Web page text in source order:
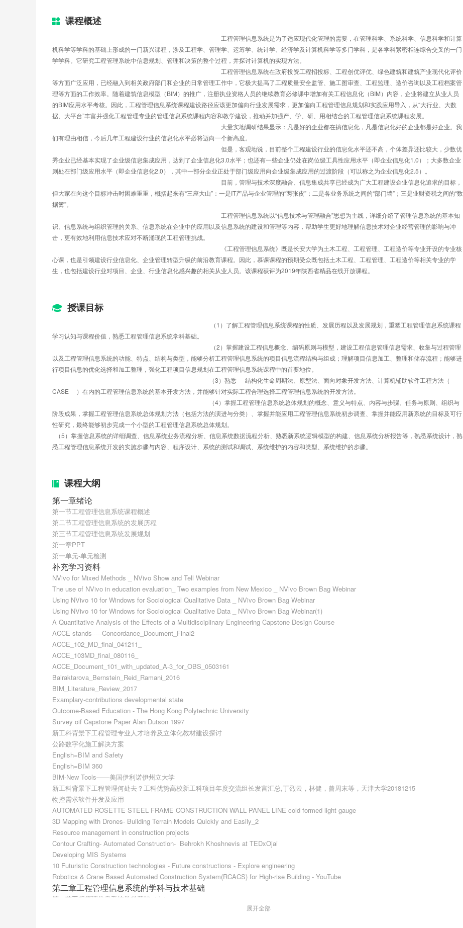
课程概述
机科学等学科的基础上形成的一门新兴课程，涉及工程学、管理学、运筹学、统计学、经济学及计算机科学等多门学科，是各学科紧密相连综合交叉的一门
学学科。它研究工程管理系统中信息规划、管理和决策的整个过程，并探讨计算机的实现方法。
等方面广泛应用，已经融入到相关政府部门和企业的日常管理工作中，它极大提高了工程质量安全监管、施工图审查、工程监理、造价咨询以及工程档案管
理等方面的工作效率。随着建筑信息模型（BIM）的推广，注册执业资格人员的继续教育必修课中增加有关工程信息化（BIM）内容，企业将建立从业人员
的BIM应用水平考核。因此，工程管理信息系统课程建设路径应该更加偏向行业发展需求，更加偏向工程管理信息规划和实践应用导入，从“大行业、大数
据、大平台”丰富并强化工程管理专业的管理信息系统课程内容和教学建设，推动并加强产、学、研、用相结合的工程管理信息系统课程发展。
们有理由相信，今后几年工程建设行业的信息化水平必将迈向一个新高度。
秀企业已经基本实现了企业级信息集成应用，达到了企业信息化3.0水平；也还有一些企业仍处在岗位级工具性应用水平（即企业信息化1.0）；大多数企业
则处在部门级应用水平（即企业信息化2.0），其中一部分企业正处于部门级应用向企业级集成应用的过渡阶段（可以称之为企业信息化2.5）。
但大家在向这个目标冲击时困难重重，概括起来有“三座大山”：一是IT产品与企业管理的“两张皮”；二是各业务系统之间的“部门墙”；三是业财资税之间的“数
据篱”。
识、信息系统与组织管理的关系、信息系统在企业中的应用以及信息系统的建设和管理等内容，帮助学生更好地理解信息技术对企业经营管理的影响与冲
击，更有效地利用信息技术应对不断涌现的工程管理挑战。
心课，也是引领建设行业信息化、企业管理转型升级的前沿教育课程。因此，慕课课程的预期受众既包括土木工程、工程管理、工程造价等相关专业的学
生，也包括建设行业对项目、企业、行业信息化感兴趣的相关从业人员。该课程获评为2019年陕西省精品在线开放课程。
授课目标
学习认知与课程价值，熟悉工程管理信息系统学科基础。
以及工程管理信息系统的功能、特点、结构与类型，能够分析工程管理信息系统的项目信息流程结构与组成；理解项目信息加工、整理和储存流程；能够进
行项目信息的优化选择和加工整理，强化工程项目信息规划在工程管理信息系统课程中的首要地位。
CASE	）在内的工程管理信息系统的基本开发方法，并能够针对实际工程合理选择工程管理信息系统的开发方法。
阶段成果，掌握工程管理信息系统总体规划方法（包括方法的演进与分类）、掌握并能应用工程管理信息系统初步调查、掌握并能应用新系统的目标及可行
性研究，最终能够初步完成一个小型的工程管理信息系统总体规划。
（5）掌握信息系统的详细调查、信息系统业务流程分析、信息系统数据流程分析、熟悉新系统逻辑模型的构建、信息系统分析报告等，熟悉系统设计，熟
悉工程管理信息系统开发的实施步骤与内容、程序设计、系统的测试和调试、系统维护的内容和类型、系统维护的步骤。
课程大纲
第一章绪论
第一节工程管理信息系统课程概述
第二节工程管理信息系统的发展历程
第三节工程管理信息系统发展规划
第一章PPT
第一单元-单元检测
补充学习资料
NVivo for Mixed Methods _ NVivo Show and Tell Webinar
The use of NVivo in education evaluation_ Two examples from New Mexico _ NVivo Brown Bag Webinar
Using NVivo 10 for Windows for Sociological Qualitative Data _ NVivo Brown Bag Webinar
Using NVivo 10 for Windows for Sociological Qualitative Data _ NVivo Brown Bag Webinar(1)
A Quantitative Analysis of the Effects of a Multidisciplinary Engineering Capstone Design Course
ACCE stands-----Concordance_Document_Final2
ACCE_102_MD_final_041211_
ACCE_103MD_final_080116_
ACCE_Document_101_with_updated_A-3_for_OBS_0503161
Bairaktarova_Bernstein_Reid_Ramani_2016
BIM_Literature_Review_2017
Examplary-contributions developmental state
Outcome-Based Education - The Hong Kong Polytechnic University
Survey oif Capstone Paper Alan Dutson 1997
新工科背景下工程管理专业人才培养及立体化教材建设探讨
公路数字化施工解决方案
English=BIM and Safety
English=BIM 360
BIM-New Tools——美国伊利诺伊州立大学
新工科背景下工程管理何处去？工科优势高校新工科项目年度交流组长发言汇总,丁烈云，林健，曾周末等，天津大学20181215
物控需求软件开发及应用
AUTOMATED ROSETTE STEEL FRAME CONSTRUCTION WALL PANEL LINE cold formed light gauge
3D Mapping with Drones- Building Terrain Models Quickly and Easily_2
Resource management in construction projects
Contour Crafting- Automated Construction-  Behrokh Khoshnevis at TEDxOjai
Developing MIS Systems
10 Futuristic Construction technologies - Future constructions - Explore engineering
Robotics & Crane Based Automated Construction System(RCACS) for High-rise Building - YouTube
第二章工程管理信息系统的学科与技术基础
第一节工程管理信息系统学科基础（上）
展开全部